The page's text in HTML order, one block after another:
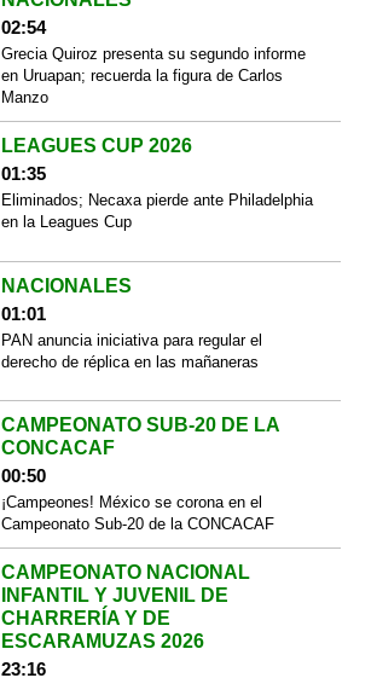
02:54
Grecia Quiroz presenta su segundo informe
en Uruapan; recuerda la figura de Carlos
Manzo
LEAGUES CUP 2026
01:35
Eliminados; Necaxa pierde ante Philadelphia
en la Leagues Cup
NACIONALES
01:01
PAN anuncia iniciativa para regular el
derecho de réplica en las mañaneras
CAMPEONATO SUB-20 DE LA
CONCACAF
00:50
¡Campeones! México se corona en el
Campeonato Sub-20 de la CONCACAF
CAMPEONATO NACIONAL
INFANTIL Y JUVENIL DE
CHARRERÍA Y DE
ESCARAMUZAS 2026
23:16